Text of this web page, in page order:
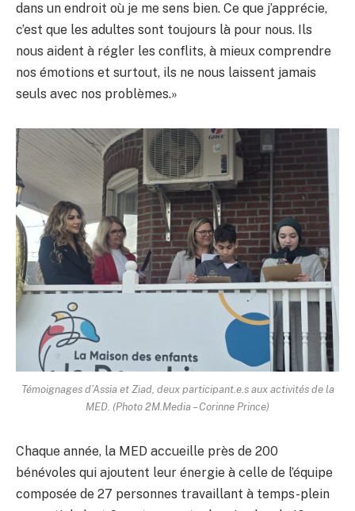
dans un endroit où je me sens bien. Ce que j’apprécie,
c’est que les adultes sont toujours là pour nous. Ils
nous aident à régler les conflits, à mieux comprendre
nos émotions et surtout, ils ne nous laissent jamais
seuls avec nos problèmes.»
Témoignages d’Assia et Ziad, deux participant.e.s aux activités de la
MED. (Photo 2M.Media – Corinne Prince)
Chaque année, la MED accueille près de 200
bénévoles qui ajoutent leur énergie à celle de l’équipe
composée de 27 personnes travaillant à temps-plein